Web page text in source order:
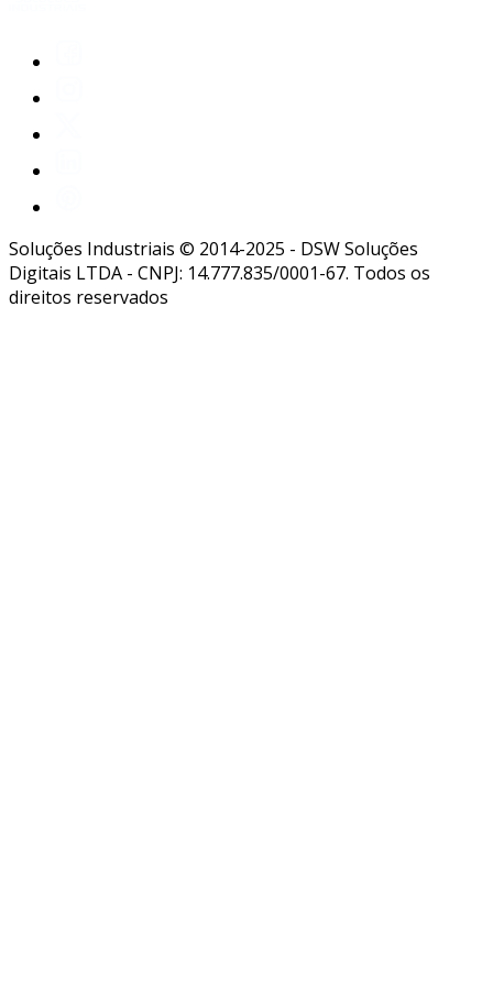
Soluções Industriais © 2014-2025 - DSW Soluções
Digitais LTDA - CNPJ: 14.777.835/0001-67. Todos os
direitos reservados